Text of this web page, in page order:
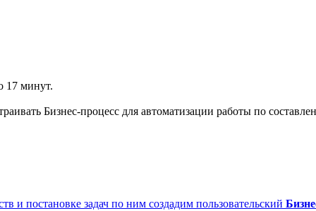
17 минут.
Бизнес-процесс для автоматизации работы по
и постановке задач по ним создадим пользовательский